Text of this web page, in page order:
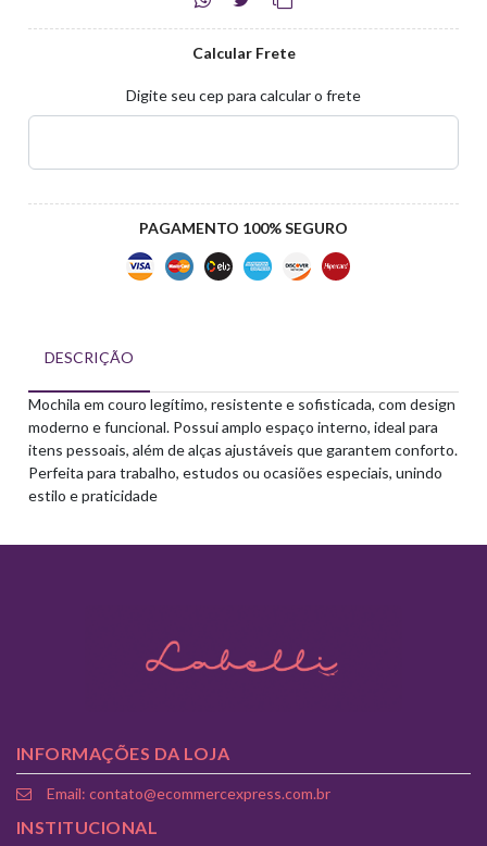
Calcular Frete
Digite seu cep para calcular o frete
PAGAMENTO 100% SEGURO
DESCRIÇÃO
Mochila em couro legítimo, resistente e sofisticada, com design
moderno e funcional. Possui amplo espaço interno, ideal para
itens pessoais, além de alças ajustáveis que garantem conforto.
Perfeita para trabalho, estudos ou ocasiões especiais, unindo
estilo e praticidade
INFORMAÇÕES DA LOJA
Email: contato@ecommercexpress.com.br
INSTITUCIONAL